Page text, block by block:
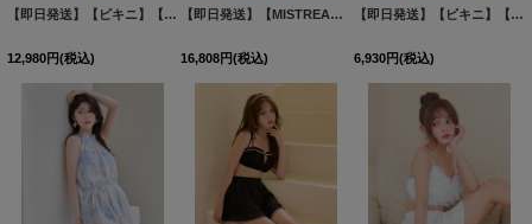
【即日発送】【ビキニ】【水着】ハイネックトップス/羽織＆スカート付き4WAYビキニ 4点セット[FB01] [M245dzj-P-26EN-260521-2]
12,980円(税込)
【即日発送】【MISTREASS×sugarコラボビキニ】【水着】チュールフレアスカートビキニ 3点セット[FB01]吉木千沙都（ちぃぽぽ）着用
16,808円(税込)
【即日発送】【ビキニ】【水着】ドットリボン2WAYビキニ 2点セット [FB01]
6,930円(税込)